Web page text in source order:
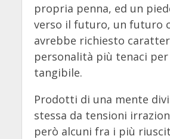
propria penna, ed un
verso il futuro, un futuro
avrebbe richiesto
personalità più tenaci
tangibile.
Prodotti di una mente
stessa da tensioni
però alcuni fra i più